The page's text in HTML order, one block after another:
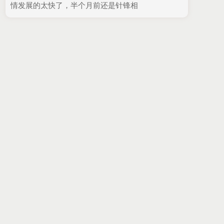
情发展的太快了，半个月前还是针锋相